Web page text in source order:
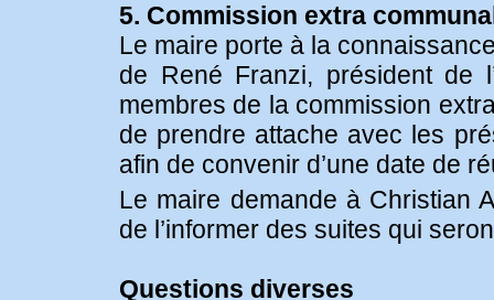
5. Commission extra
Le maire porte à la
de René Franzi, président de
membres de la commission
de prendre attache avec les
afin de convenir d’une date de
Le maire demande à Christian
de l’informer des suites qui
Questions diverses